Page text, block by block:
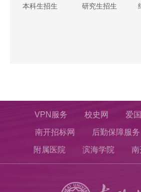
本科生招生 研究生招生
VPN服务 校史网 爱
南开招标网 后勤保障服务
附属医院 滨海学院 南